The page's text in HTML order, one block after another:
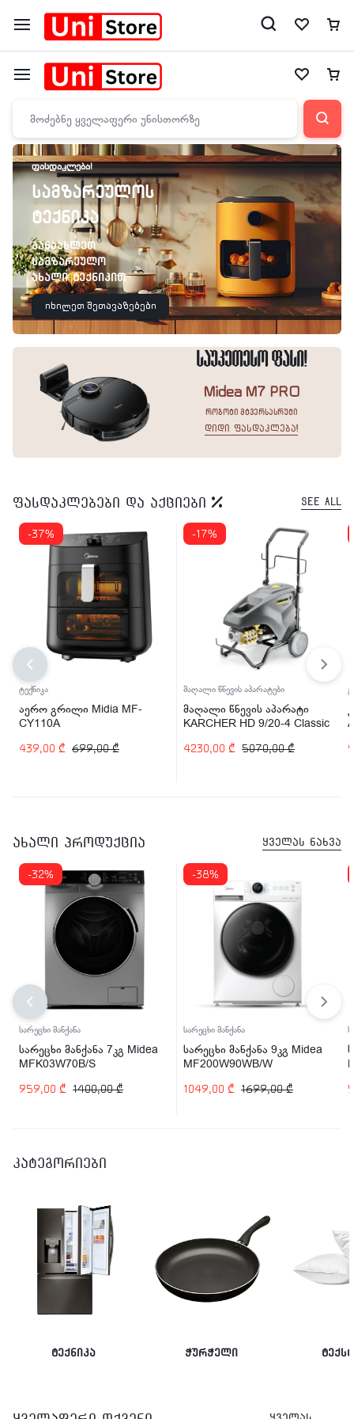
ᲤᲐᲡᲓᲐᲙᲚᲔᲑᲐ!
სამზარეულოს
ტექნიკა
განაახლეთ
სამზარეულო
ახალი ტექნიკით
იხილეთ შეთავაზებები
საუკეთესო ფასი!
Midea M7 PRO
რობოტი მტვერსასრუტი
დიდი ფასდაკლება!
ფასდაკლებები და აქციები See All
-37%
ტექნიკა
აერო გრილი Midia MF-
CY110A
699,00₾
439,00 ₾
-17%
მაღალი წნევის აპარატები
მაღალი წნევის აპარატი
KARCHER HD 9/20-4 Classic
5070,00₾
4230,00 ₾
ახალი პროდუქცია ყველას ნახვა
-32%
სარეცხი მანქანა
სარეცხი მანქანა 7კგ Midea
MFK03W70B/S
1400,00₾
959,00 ₾
-38%
სარეცხი მანქანა
სარეცხი მანქანა 9კგ Midea
MF200W90WB/W
1699,00₾
1049,00 ₾
კატეგორიები
ტექნიკა ჭურჭელი